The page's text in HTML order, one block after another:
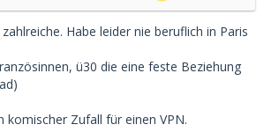
Habe leider nie beruflich in Paris
ü30 die eine feste Beziehung
komischer Zufall für einen VPN.